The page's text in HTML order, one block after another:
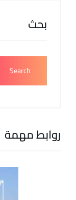
بحث
روابط مهمة